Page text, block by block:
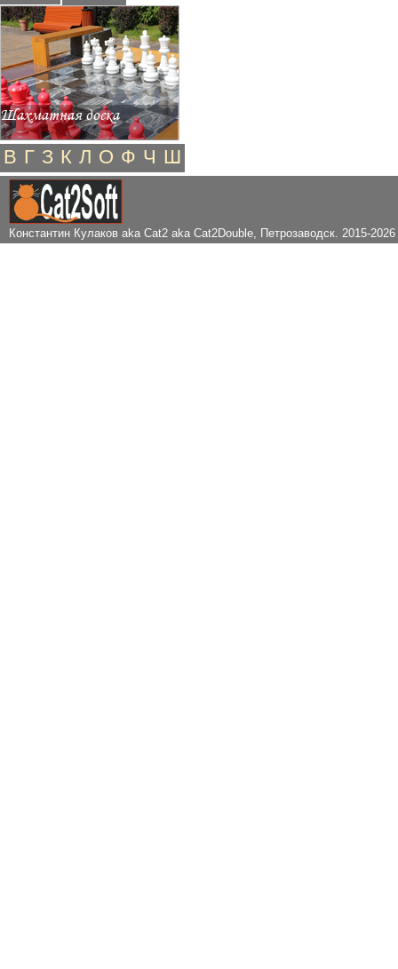
Шахматная доска
В Г З К Л О Ф Ч Ш
Константин Кулаков aka Cat2 aka Cat2Double, Петрозаводск. 2015-2026